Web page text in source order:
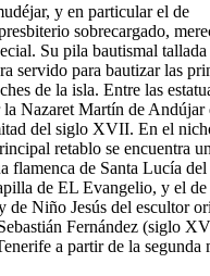
y en particular el de
sobrecargado,
Su pila bautismal tallada
servido para bautizar las
de la isla. Entre las
la Nazaret Martín de Andújar
del siglo XVII. En el
retablo se encuentra
flamenca de Santa Lucía
de EL Evangelio, y el de
de Niño Jesús del escultor
Fernández (siglo
a partir de la segunda